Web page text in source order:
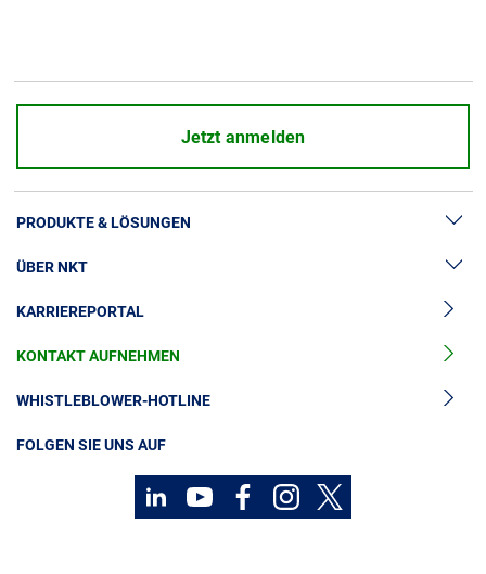
Jetzt anmelden
PRODUKTE & LÖSUNGEN
Hochspannung
Kabelgarnituren
Mittelspannungskabel
Niederspannungskabel
ÜBER NKT
News & Presse
Unsere Geschichte
Investoren
Nachhaltigkeit
KARRIEREPORTAL
KONTAKT AUFNEHMEN
WHISTLEBLOWER-HOTLINE
FOLGEN SIE UNS AUF